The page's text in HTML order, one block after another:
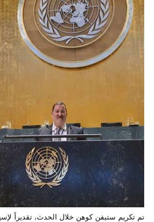
تم تكريم ستيفن كوهن خلال الحدث، تقديراً